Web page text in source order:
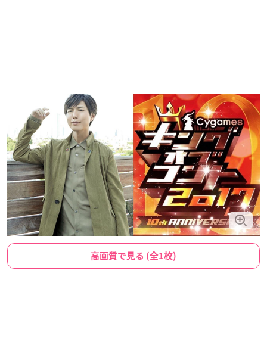
高画質で見る (全1枚)